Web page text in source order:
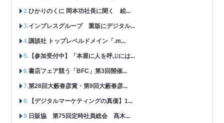
ひかりのくに 岡本功社長に聞く 絵...
インプレスグループ 重版にデジタル...
講談社 トップレベルドメイン「.m...
【参加受付中】「本屋に人を呼ぶには...
書店フェア競う「BFC」第3回開催...
第28回大藪春彦賞・第9回大藪春彦...
【デジタルマーケティングの真価】1...
日販協 第75回定時社員総会 髙木...